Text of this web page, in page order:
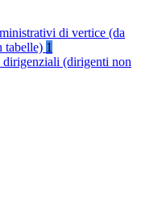
di vertice (da
tabelle) 1
(dirigenti non